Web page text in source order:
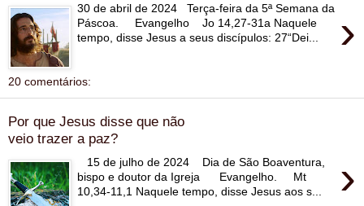
›
30 de abril de 2024 Terça-feira da 5ª Semana da
Páscoa. Evangelho Jo 14,27-31a Naquele
tempo, disse Jesus a seus discípulos: 27“Dei...
20 comentários:
Por que Jesus disse que não
veio trazer a paz?
›
15 de julho de 2024 Dia de São Boaventura,
bispo e doutor da Igreja Evangelho. Mt
10,34-11,1 Naquele tempo, disse Jesus aos s...